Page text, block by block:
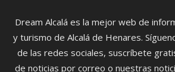
Dream Alcalá es la mejor web de
y turismo de Alcalá de Henares.
de las redes sociales, suscríbete
de noticias por correo o nuestras